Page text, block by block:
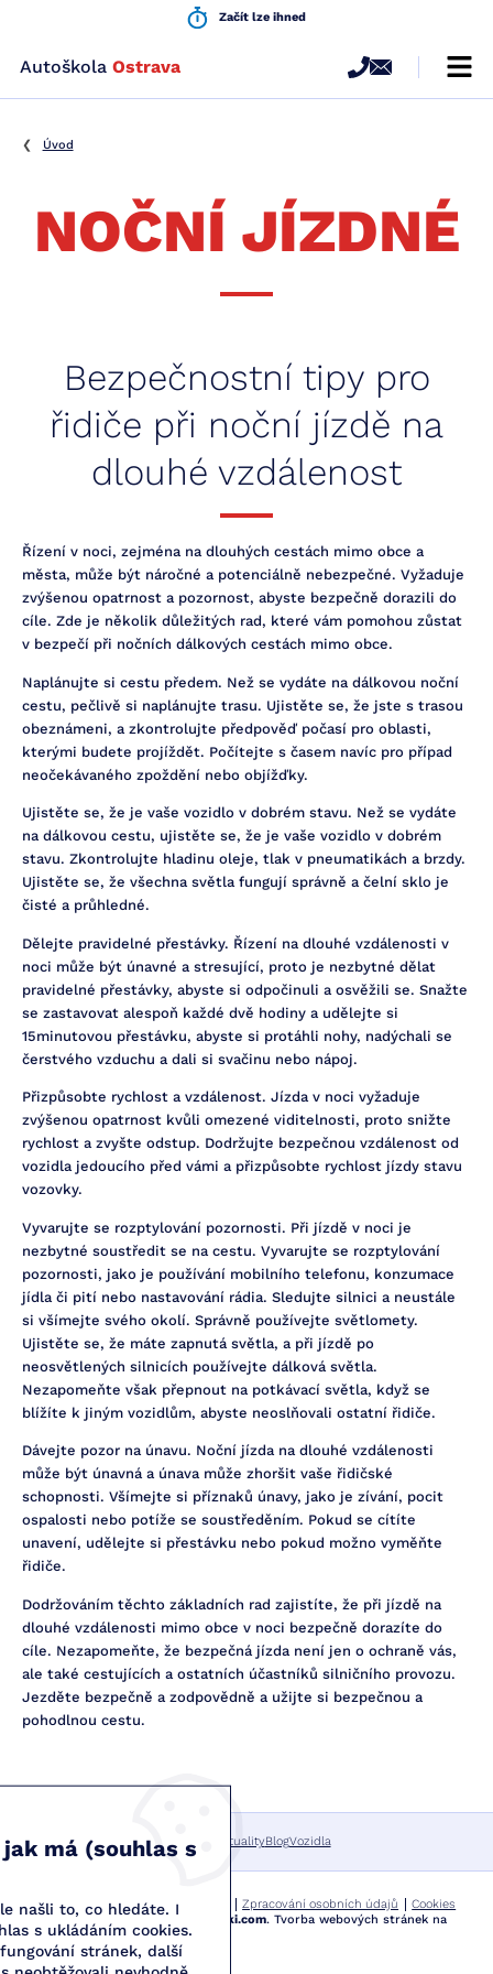
Začít lze ihned
Renomovaná
autoškola
Ostravě
moderním
přístupem
Autoškola Ostrava
Úvod
NOČNÍ JÍZDNÉ
Bezpečnostní tipy pro
řidiče při noční jízdě na
dlouhé vzdálenost
Řízení v noci, zejména na dlouhých cestách mimo obce a
města, může být náročné a potenciálně nebezpečné. Vyžaduje
zvýšenou opatrnost a pozornost, abyste bezpečně dorazili do
cíle. Zde je několik důležitých rad, které vám pomohou zůstat
v bezpečí při nočních dálkových cestách mimo obce.
Naplánujte si cestu předem. Než se vydáte na dálkovou noční
cestu, pečlivě si naplánujte trasu. Ujistěte se, že jste s trasou
obeznámeni, a zkontrolujte předpověď počasí pro oblasti,
kterými budete projíždět. Počítejte s časem navíc pro případ
neočekávaného zpoždění nebo objížďky.
Ujistěte se, že je vaše vozidlo v dobrém stavu. Než se vydáte
na dálkovou cestu, ujistěte se, že je vaše vozidlo v dobrém
stavu. Zkontrolujte hladinu oleje, tlak v pneumatikách a brzdy.
Ujistěte se, že všechna světla fungují správně a čelní sklo je
čisté a průhledné.
Dělejte pravidelné přestávky. Řízení na dlouhé vzdálenosti v
noci může být únavné a stresující, proto je nezbytné dělat
pravidelné přestávky, abyste si odpočinuli a osvěžili se. Snažte
se zastavovat alespoň každé dvě hodiny a udělejte si
15minutovou přestávku, abyste si protáhli nohy, nadýchali se
čerstvého vzduchu a dali si svačinu nebo nápoj.
Přizpůsobte rychlost a vzdálenost. Jízda v noci vyžaduje
zvýšenou opatrnost kvůli omezené viditelnosti, proto snižte
rychlost a zvyšte odstup. Dodržujte bezpečnou vzdálenost od
vozidla jedoucího před vámi a přizpůsobte rychlost jízdy stavu
vozovky.
Vyvarujte se rozptylování pozornosti. Při jízdě v noci je
nezbytné soustředit se na cestu. Vyvarujte se rozptylování
pozornosti, jako je používání mobilního telefonu, konzumace
jídla či pití nebo nastavování rádia. Sledujte silnici a neustále
si všímejte svého okolí. Správně používejte světlomety.
Ujistěte se, že máte zapnutá světla, a při jízdě po
neosvětlených silnicích používejte dálková světla.
Nezapomeňte však přepnout na potkávací světla, když se
blížíte k jiným vozidlům, abyste neoslňovali ostatní řidiče.
Dávejte pozor na únavu. Noční jízda na dlouhé vzdálenosti
může být únavná a únava může zhoršit vaše řidičské
schopnosti. Všímejte si příznaků únavy, jako je zívání, pocit
ospalosti nebo potíže se soustředěním. Pokud se cítíte
unavení, udělejte si přestávku nebo pokud možno vyměňte
řidiče.
Dodržováním těchto základních rad zajistíte, že při jízdě na
dlouhé vzdálenosti mimo obce v noci bezpečně dorazíte do
cíle. Nezapomeňte, že bezpečná jízda není jen o ochraně vás,
ale také cestujících a ostatních účastníků silničního provozu.
Jezděte bezpečně a zodpovědně a užijte si bezpečnou a
pohodlnou cestu.
ÚvodFAQ AktualityBlogVozidla
© 2026 Autoškola Metoda Ostrava Zpracování osobních údajů
Cookies
Webové stránky
vytvořilo Poski.com.Tvorba webových stránek na
míru.
má (souhlas s
našli to, co hledáte. I
s ukládáním cookies.
stránek, další